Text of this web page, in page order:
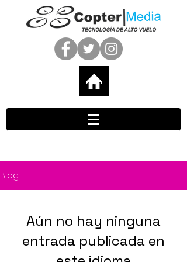
Blog
Aún no hay ninguna
entrada publicada en